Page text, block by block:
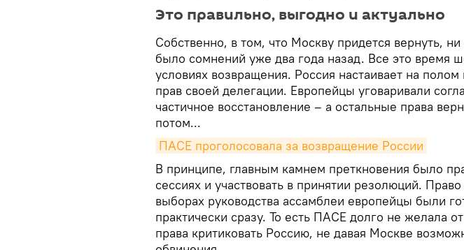
Это правильно, выгодно и актуально
Собственно, в том, что Москву придется вернуть,
было сомнений уже два года назад. Все это время
условиях возвращения. Россия настаивает на полом
прав своей делегации. Европейцы уговаривали
частичное восстановление – а остальные права
потом...
ПАСЕ проголосовала за возвращение России
В принципе, главным камнем преткновения было
сессиях и участвовать в принятии резолюций. Право
выборах руководства ассамблеи европейцы были
практически сразу. То есть ПАСЕ долго не желала
права критиковать Россию, не давая Москве